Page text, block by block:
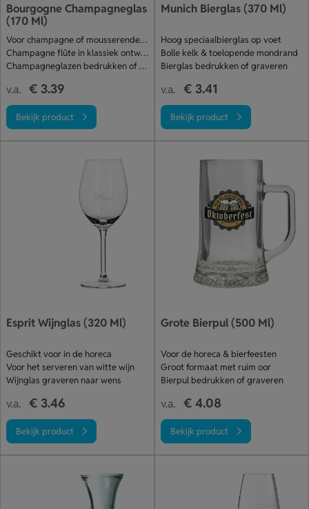
Bourgogne Champagneglas
(170 Ml)
Voor champagne of mousserende wijnen
Champagne flûte in klassiek ontwerp
Champagneglazen bedrukken of etsen
v.a. € 3.39
Bekijk product
Munich Bierglas (370 Ml)
Hoog speciaalbierglas op voet
Bolle kelk & toelopende mondrand
Bierglas bedrukken of graveren
v.a. € 3.41
Bekijk product
Esprit Wijnglas (320 Ml)
Geschikt voor in de horeca
Voor het serveren van witte wijn
Wijnglas graveren naar wens
v.a. € 3.46
Bekijk product
Grote Bierpul (500 Ml)
Voor de horeca & bierfeesten
Groot formaat met ruim oor
Bierpul bedrukken of graveren
v.a. € 4.08
Bekijk product